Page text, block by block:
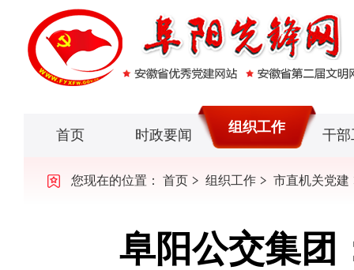
首页 时政要闻 组织工作 干部
您现在的位置： 首页 组织工作 市直机关党建
阜阳公交集团